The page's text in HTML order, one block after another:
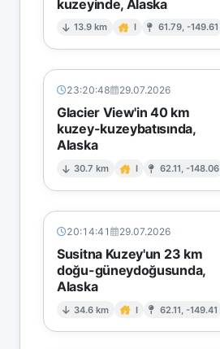
kuzeyinde, Alaska
13.9 km I 61.79, -149.61
23:20:48 29.07.2026
Glacier View'in 40 km
kuzey-kuzeybatısında,
Alaska
30.7 km I 62.11, -148.06
20:14:41 29.07.2026
Susitna Kuzey'un 23 km
doğu-güneydoğusunda,
Alaska
34.6 km I 62.11, -149.41